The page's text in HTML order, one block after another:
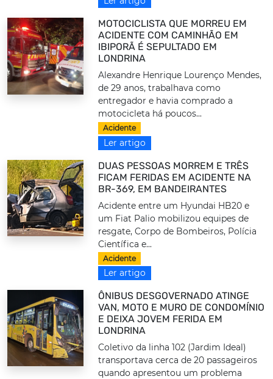
MOTOCICLISTA QUE MORREU EM
ACIDENTE COM CAMINHÃO EM
IBIPORÃ É SEPULTADO EM
LONDRINA
Alexandre Henrique Lourenço Mendes,
de 29 anos, trabalhava como
entregador e havia comprado a
motocicleta há poucos...
Acidente
Ler artigo
DUAS PESSOAS MORREM E TRÊS
FICAM FERIDAS EM ACIDENTE NA
BR-369, EM BANDEIRANTES
Acidente entre um Hyundai HB20 e
um Fiat Palio mobilizou equipes de
resgate, Corpo de Bombeiros, Polícia
Científica e...
Acidente
Ler artigo
ÔNIBUS DESGOVERNADO ATINGE
VAN, MOTO E MURO DE CONDOMÍNIO
E DEIXA JOVEM FERIDA EM
LONDRINA
Coletivo da linha 102 (Jardim Ideal)
transportava cerca de 20 passageiros
quando apresentou um problema